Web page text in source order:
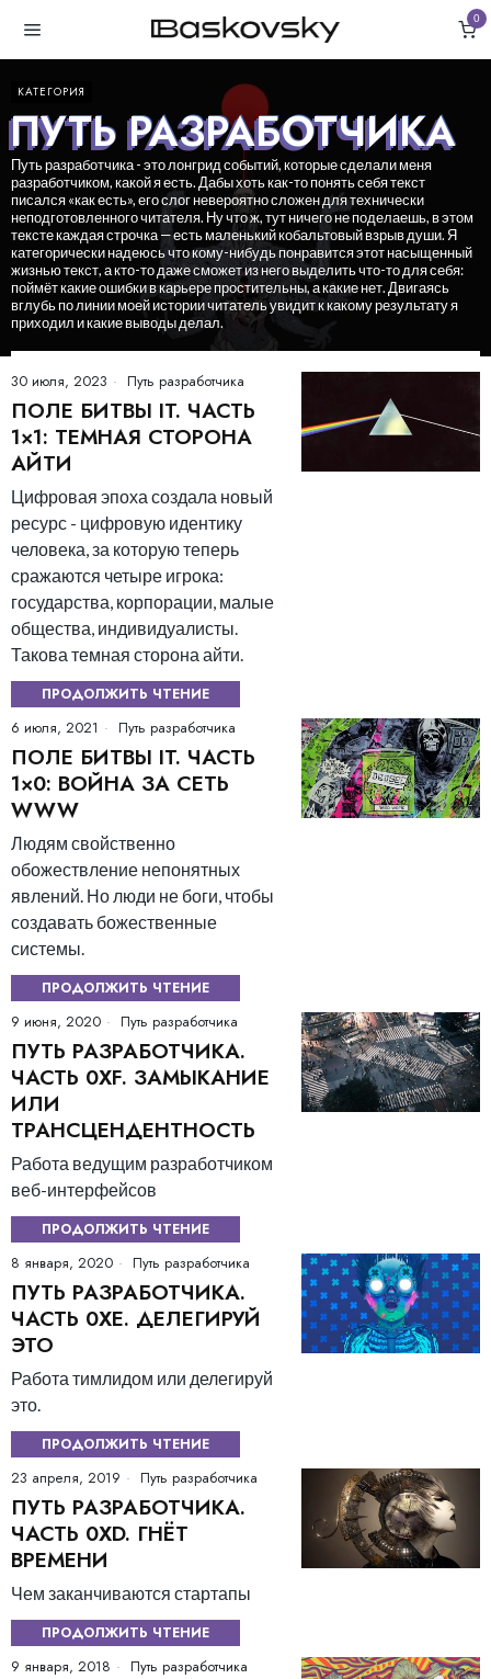
0
КАТЕГОРИЯ
ПУТЬ РАЗРАБОТЧИКА
Путь разработчика - это лонгрид событий, которые сделали меня
разработчиком, какой я есть. Дабы хоть как-то понять себя текст
писался «как есть», его слог невероятно сложен для технически
неподготовленного читателя. Ну что ж, тут ничего не поделаешь, в этом
тексте каждая строчка — есть маленький кобальтовый взрыв души. Я
категорически надеюсь что кому-нибудь понравится этот насыщенный
жизнью текст, а кто-то даже сможет из него выделить что-то для себя:
поймёт какие ошибки в карьере простительны, а какие нет. Двигаясь
вглубь по линии моей истории читатель увидит к какому результату я
приходил и какие выводы делал.
30 июля, 2023 Путь разработчика
ПОЛЕ БИТВЫ IT. ЧАСТЬ
1×1: ТЕМНАЯ СТОРОНА
АЙТИ
Цифровая эпоха создала новый
ресурс - цифровую идентику
человека, за которую теперь
сражаются четыре игрока:
государства, корпорации, малые
общества, индивидуалисты.
Такова темная сторона айти.
ПРОДОЛЖИТЬ ЧТЕНИЕ
6 июля, 2021 Путь разработчика
ПОЛЕ БИТВЫ IT. ЧАСТЬ
1×0: ВОЙНА ЗА СЕТЬ
WWW
Людям свойственно
обожествление непонятных
явлений. Но люди не боги, чтобы
создавать божественные
системы.
ПРОДОЛЖИТЬ ЧТЕНИЕ
9 июня, 2020 Путь разработчика
ПУТЬ РАЗРАБОТЧИКА.
ЧАСТЬ 0ХF. ЗАМЫКАНИЕ
ИЛИ
ТРАНСЦЕНДЕНТНОСТЬ
Работа ведущим разработчиком
веб-интерфейсов
ПРОДОЛЖИТЬ ЧТЕНИЕ
8 января, 2020 Путь разработчика
ПУТЬ РАЗРАБОТЧИКА.
ЧАСТЬ 0ХE. ДЕЛЕГИРУЙ
ЭТО
Работа тимлидом или делегируй
это.
ПРОДОЛЖИТЬ ЧТЕНИЕ
23 апреля, 2019 Путь разработчика
ПУТЬ РАЗРАБОТЧИКА.
ЧАСТЬ 0ХD. ГНЁТ
ВРЕМЕНИ
Чем заканчиваются стартапы
ПРОДОЛЖИТЬ ЧТЕНИЕ
9 января, 2018 Путь разработчика